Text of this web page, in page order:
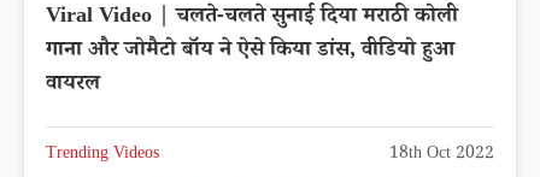
Viral Video | चलते-चलते सुनाई दिया मराठी कोली
गाना और जोमैटो बॉय ने ऐसे किया डांस, वीडियो हुआ
वायरल
Trending Videos 18th Oct 2022